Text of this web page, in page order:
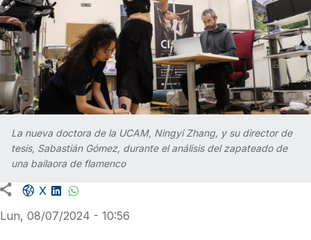
La nueva doctora de la UCAM, Ningyi Zhang, y su director de
tesis, Sabastián Gómez, durante el análisis del zapateado de
una bailaora de flamenco
Facebook share
X LinkedIn
Lun, 08/07/2024 - 10:56